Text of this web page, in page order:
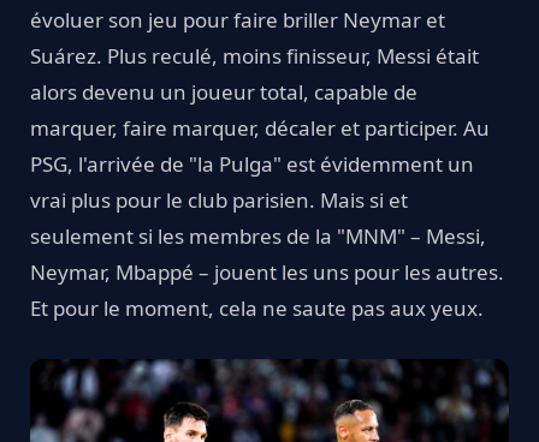
évoluer son jeu pour faire briller Neymar et
Suárez. Plus reculé, moins finisseur, Messi était
alors devenu un joueur total, capable de
marquer, faire marquer, décaler et participer. Au
PSG, l'arrivée de "la Pulga" est évidemment un
vrai plus pour le club parisien. Mais si et
seulement si les membres de la "MNM" – Messi,
Neymar, Mbappé – jouent les uns pour les autres.
Et pour le moment, cela ne saute pas aux yeux.